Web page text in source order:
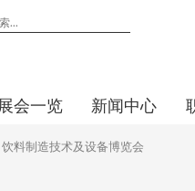
会一览 新闻中心
料制造技术及设备博览会